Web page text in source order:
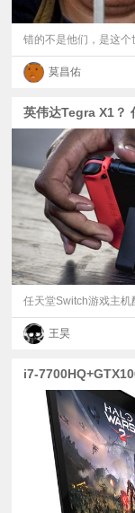
错的不是他们，是这个
莫昌佑
英伟达Tegra X1？
任天堂Switch游戏主机
王昊
i7-